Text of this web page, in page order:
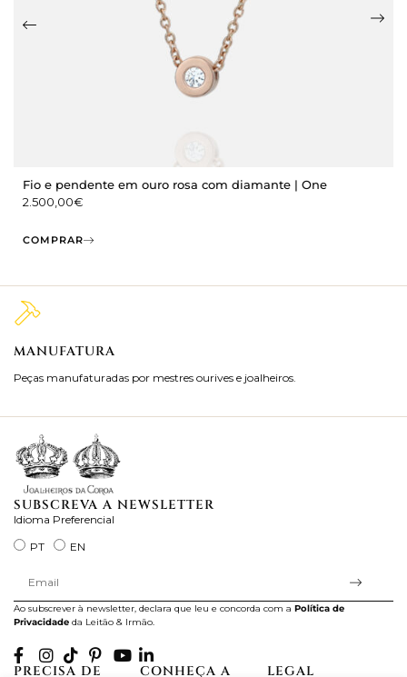
Fio e pendente em ouro rosa com diamante | One
2.500,00€
COMPRAR
MANUFATURA
Peças manufaturadas por mestres ourives e joalheiros.
SUBSCREVA A NEWSLETTER
Idioma Preferencial
PT
EN
Ao subscrever à newsletter, declara que leu e concorda com a Política de
Privacidade da Leitão & Irmão.
PRECISA DE CONHEÇA A LEGAL